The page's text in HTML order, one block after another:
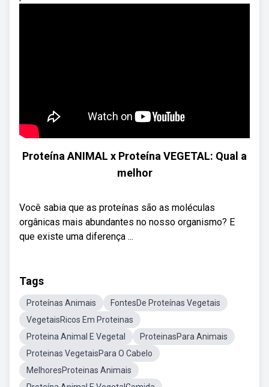
Proteína ANIMAL x Proteína VEGETAL: Qual a
melhor
Você sabia que as proteínas são as moléculas
orgânicas mais abundantes no nosso organismo? E
que existe uma diferença ...
Tags
Proteínas Animais
FontesDe Proteínas Vegetais
VegetaisRicos Em Proteinas
Proteina Animal E Vegetal
ProteinasPara Animais
Proteinas VegetaisPara O Cabelo
MelhoresProteinas Animais